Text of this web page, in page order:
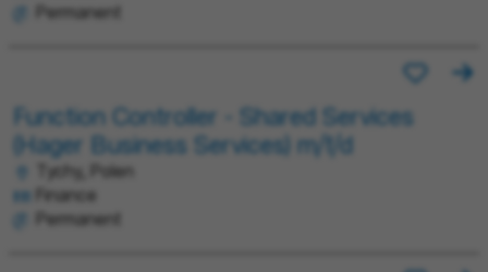
Permanent
Function Controller - Shared Services
(Hager Business Services) m/f/d
Tychy, Polen
Finance
Permanent